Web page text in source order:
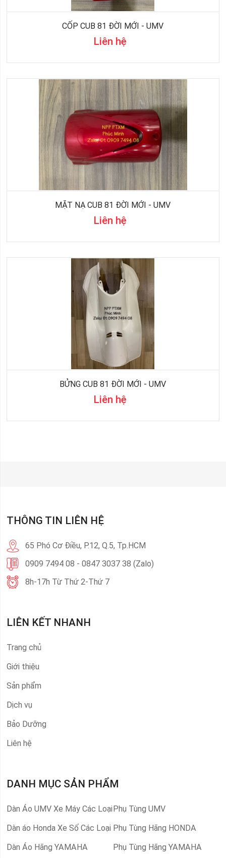
CỐP CUB 81 ĐỜI MỚI - UMV
Liên hệ
MẶT NẠ CUB 81 ĐỜI MỚI - UMV
Liên hệ
BỬNG CUB 81 ĐỜI MỚI - UMV
Liên hệ
THÔNG TIN LIÊN HỆ
65 Phó Cơ Điều, P.12, Q.5, Tp.HCM
0909 7494 08 - 0847 3037 38 (Zalo)
8h-17h Từ Thứ 2-Thứ 7
LIÊN KẾT NHANH
Trang chủ
Giới thiệu
Sản phẩm
Dịch vụ
Bảo Dưỡng
Liên hệ
DANH MỤC SẢN PHẨM
Dàn Áo UMV Xe Máy Các LoạiPhụ Tùng UMV
Dàn áo Honda Xe Số Các Loại Phụ Tùng Hãng HONDA
Dàn Áo Hãng YAMAHA
Phụ Tùng Hãng YAMAHA